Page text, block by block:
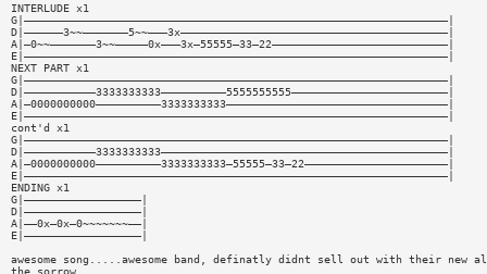
INTERLUDE x1
G|—————————————————————————————————————————————————————————————————|
D|——————3~~———————5~~———3x—————————————————————————————————————————|
A|—0~~———————3~~—————0x———3x—55555—33—22———————————————————————————|
E|—————————————————————————————————————————————————————————————————|
NEXT PART x1
G|—————————————————————————————————————————————————————————————————|
D|———————————3333333333——————————5555555555————————————————————————|
A|—0000000000——————————3333333333——————————————————————————————————|
E|—————————————————————————————————————————————————————————————————|
cont'd x1
G|—————————————————————————————————————————————————————————————————|
D|———————————3333333333————————————————————————————————————————————|
A|—0000000000——————————3333333333—55555—33—22——————————————————————|
E|—————————————————————————————————————————————————————————————————|
ENDING x1
G|——————————————————|
D|——————————————————|
A|——0x—0x—0~~~~~~~——|
E|——————————————————|
awesome song.....awesome band, definatly didnt sell out with their new
the sorrow